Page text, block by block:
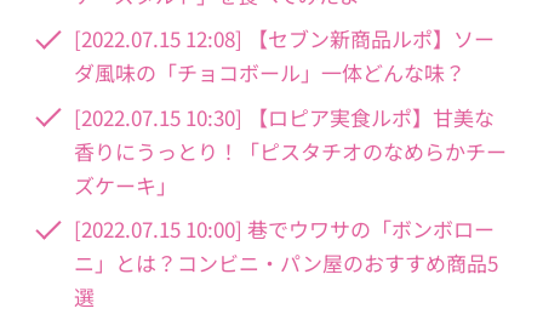
[2022.07.15 12:08] 【セブン新商品ルポ】ソー
ダ風味の「チョコボール」一体どんな味？
[2022.07.15 10:30] 【ロピア実食ルポ】甘美な
香りにうっとり！「ピスタチオのなめらかチー
ズケーキ」
[2022.07.15 10:00] 巷でウワサの「ボンボロー
ニ」とは？コンビニ・パン屋のおすすめ商品5
選